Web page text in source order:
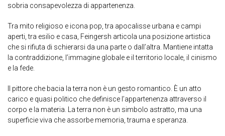
sobria consapevolezza di appartenenza.
Tra mito religioso e icona pop, tra apocalisse urbana e campi
aperti, tra esilio e casa, Feingersh articola una posizione artistica
che si rifiuta di schierarsi da una parte o dall’altra. Mantiene intatta
la contraddizione, l’immagine globale e il territorio locale, il cinismo
e la fede.
Il pittore che bacia la terra non è un gesto romantico. È un atto
carico e quasi politico che definisce l’appartenenza attraverso il
corpo e la materia. La terra non è un simbolo astratto, ma una
superficie viva che assorbe memoria, trauma e speranza.